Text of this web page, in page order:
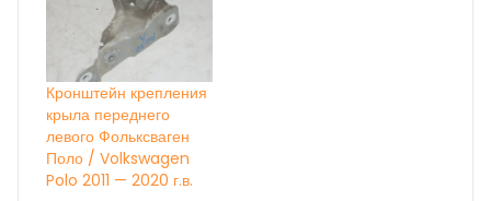
Кронштейн крепления
крыла переднего
левого Фольксваген
Поло / Volkswagen
Polo 2011 — 2020 г.в.